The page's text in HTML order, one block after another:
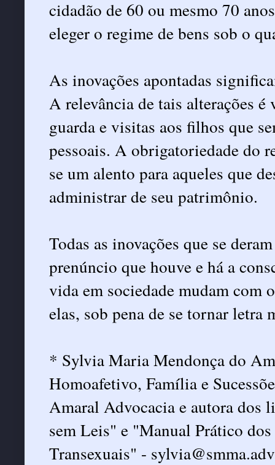
cidadão de 60 ou mesmo 70
eleger o regime de bens sob o
As inovações apontadas
A relevância de tais alterações
guarda e visitas aos filhos que
pessoais. A obrigatoriedade do
se um alento para aqueles que
administrar de seu patrimônio.
Todas as inovações que se
prenúncio que houve e há a
vida em sociedade mudam com
elas, sob pena de se tornar letra
* Sylvia Maria Mendonça do
Homoafetivo, Família e
Amaral Advocacia e autora dos
sem Leis" e "Manual Prático
Transexuais" -